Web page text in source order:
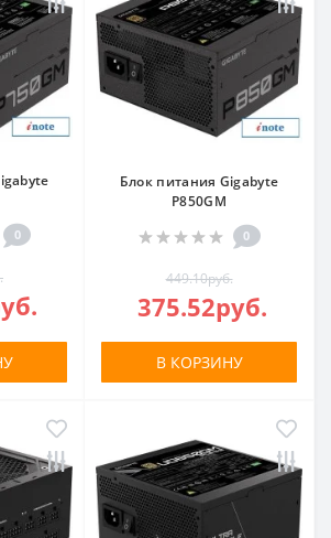
0
Блок питания Gigabyte
P850GM
0
449.10руб.
375.52руб.
В КОРЗИНУ